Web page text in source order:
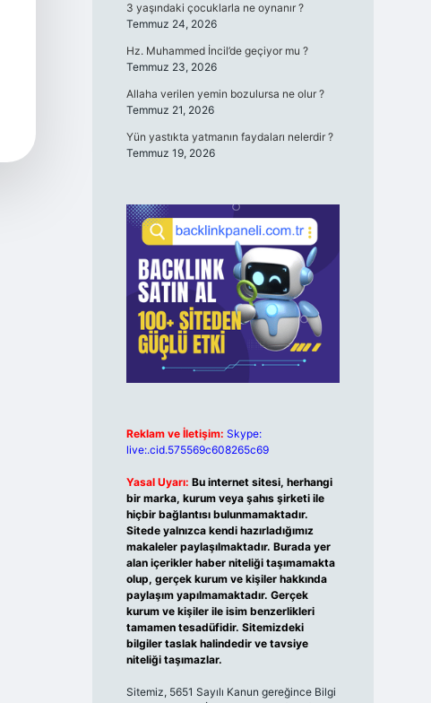
3 yaşındaki çocuklarla ne oynanır ?
Temmuz 24, 2026
Hz. Muhammed İncil’de geçiyor mu ?
Temmuz 23, 2026
Allaha verilen yemin bozulursa ne olur ?
Temmuz 21, 2026
Yün yastıkta yatmanın faydaları nelerdir ?
Temmuz 19, 2026
Reklam ve İletişim: Skype:
live:.cid.575569c608265c69
Yasal Uyarı: Bu internet sitesi, herhangi
bir marka, kurum veya şahıs şirketi ile
hiçbir bağlantısı bulunmamaktadır.
Sitede yalnızca kendi hazırladığımız
makaleler paylaşılmaktadır. Burada yer
alan içerikler haber niteliği taşımamakta
olup, gerçek kurum ve kişiler hakkında
paylaşım yapılmamaktadır. Gerçek
kurum ve kişiler ile isim benzerlikleri
tamamen tesadüfidir. Sitemizdeki
bilgiler taslak halindedir ve tavsiye
niteliği taşımazlar.
Sitemiz, 5651 Sayılı Kanun gereğince Bilgi